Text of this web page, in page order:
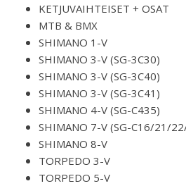
KETJUVAIHTEISET + OSAT
MTB & BMX
SHIMANO 1-V
SHIMANO 3-V (SG-3C30)
SHIMANO 3-V (SG-3C40)
SHIMANO 3-V (SG-3C41)
SHIMANO 4-V (SG-C435)
SHIMANO 7-V (SG-C16/21/
SHIMANO 8-V
TORPEDO 3-V
TORPEDO 5-V